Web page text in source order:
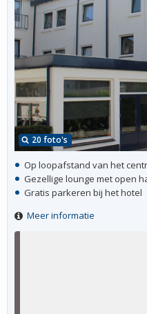
20 foto's
Op loopafstand van het
Gezellige lounge met open
Gratis parkeren bij het hotel
Meer informatie